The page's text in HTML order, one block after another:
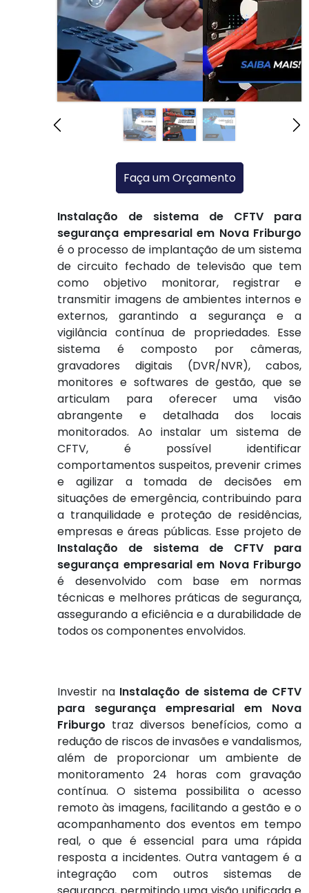
Instalação de sistema de CFTV para
segurança empresarial em Nova Friburgo
é o processo de implantação de um sistema
de circuito fechado de televisão que tem
como objetivo monitorar, registrar e
transmitir imagens de ambientes internos e
externos, garantindo a segurança e a
vigilância contínua de propriedades. Esse
sistema é composto por câmeras,
gravadores digitais (DVR/NVR), cabos,
monitores e softwares de gestão, que se
articulam para oferecer uma visão
abrangente e detalhada dos locais
monitorados. Ao instalar um sistema de
CFTV, é possível identificar
comportamentos suspeitos, prevenir crimes
e agilizar a tomada de decisões em
situações de emergência, contribuindo para
a tranquilidade e proteção de residências,
empresas e áreas públicas. Esse projeto de
Instalação de sistema de CFTV para
segurança empresarial em Nova Friburgo
é desenvolvido com base em normas
técnicas e melhores práticas de segurança,
assegurando a eficiência e a durabilidade de
todos os componentes envolvidos.
Faça um Orçamento
Investir na Instalação de sistema de CFTV
para segurança empresarial em Nova
Friburgo traz diversos benefícios, como a
redução de riscos de invasões e vandalismos,
além de proporcionar um ambiente de
monitoramento 24 horas com gravação
contínua. O sistema possibilita o acesso
remoto às imagens, facilitando a gestão e o
acompanhamento dos eventos em tempo
real, o que é essencial para uma rápida
resposta a incidentes. Outra vantagem é a
integração com outros sistemas de